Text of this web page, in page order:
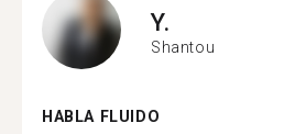
Y.
Shantou
HABLA FLUIDO